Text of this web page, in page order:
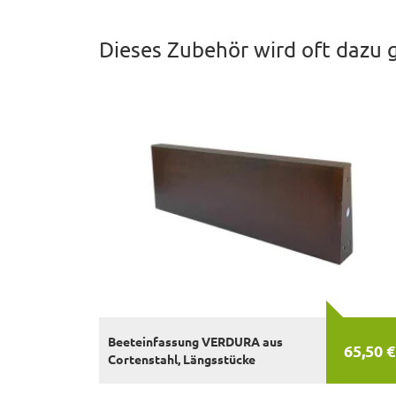
Dieses Zubehör wird oft dazu
65,50
Beeteinfassung VERDURA aus
Cortenstahl, Längsstücke